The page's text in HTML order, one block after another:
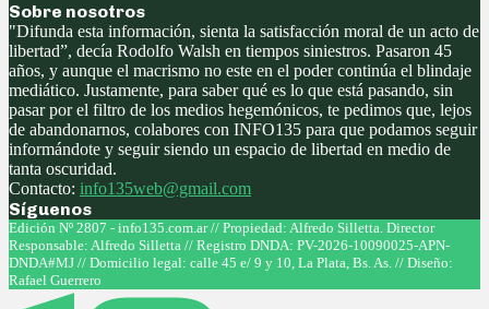
Sobre nosotros
"Difunda esta información, sienta la satisfacción moral de un acto de
libertad”, decía Rodolfo Walsh en tiempos siniestros. Pasaron 45
años, y aunque el macrismo no este en el poder continúa el blindaje
mediático. Justamente, para saber qué es lo que está pasando, sin
pasar por el filtro de los medios hegemónicos, te pedimos que, lejos
de abandonarnos, colabores con INFO135 para que podamos seguir
informándote y seguir siendo un espacio de libertad en medio de
tanta oscuridad.
Contacto: info135web@gmail.com
Síguenos
Facebook
Twitter
Instagram
Youtube
Edición Nº 2807 - info135.com.ar // Propiedad: Alfredo Silletta. Director
Responsable: Alfredo Silletta // Registro DNDA: PV-2026-10090025-APN-
DNDA#MJ // Domicilio legal: calle 45 e/ 9 y 10, La Plata, Bs. As. // Diseño:
Rafael Guerrero